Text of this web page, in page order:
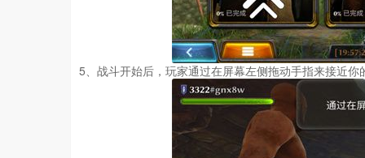
5、战斗开始后，玩家通过在屏幕左侧拖动手指来接近你